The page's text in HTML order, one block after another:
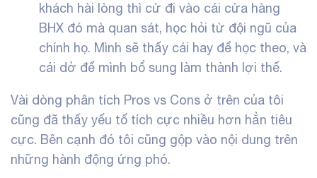
khách hài lòng thì cứ đi vào cái cửa hàng
BHX đó mà quan sát, học hỏi từ đội ngũ của
chính họ. Mình sẽ thấy cái hay để học theo, và
cái dở để mình bổ sung làm thành lợi thế.
Vài dòng phân tích Pros vs Cons ở trên của tôi
cũng đã thấy yếu tố tích cực nhiều hơn hẳn tiêu
cực. Bên cạnh đó tôi cũng gộp vào nội dung trên
những hành động ứng phó.